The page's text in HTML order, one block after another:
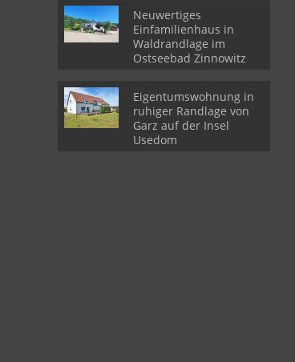
Neuwertiges
Einfamilienhaus in
Waldrandlage im
Ostseebad Zinnowitz
Eigentumswohnung in
ruhiger Randlage von
Garz auf der Insel
Usedom